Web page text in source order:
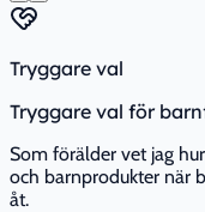
Tryggare val
Tryggare val för
Som förälder vet jag
och barnprodukter när
åt.